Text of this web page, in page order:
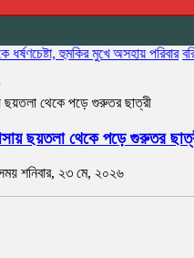
হুমকির মুখে অসহায় পরিবার বরিশাল
ছয়তলা থেকে পড়ে গুরুতর ছাত্রী
ছয়তলা থেকে পড়ে গুরুতর
শনিবার, ২৩ মে, ২০২৬